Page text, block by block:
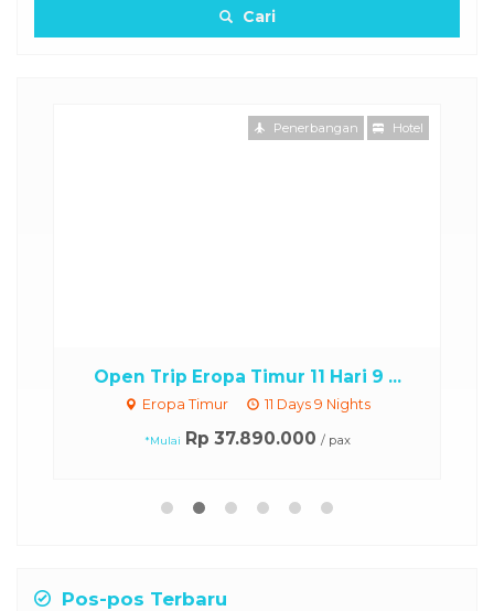
Cari
Open Trip Eropa Timur 11 Hari 9 ...
Eropa Timur 11 Days 9 Nights
*Mulai Rp 37.890.000 / pax
Penerbangan Hotel
Pos-pos Terbaru